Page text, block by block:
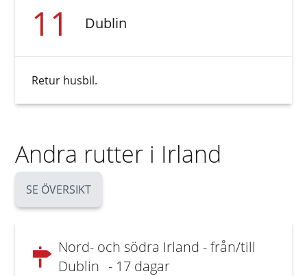
11 Dublin
Retur husbil.
Andra rutter i Irland
SE ÖVERSIKT
Nord- och södra Irland - från/till
Dublin - 17 dagar